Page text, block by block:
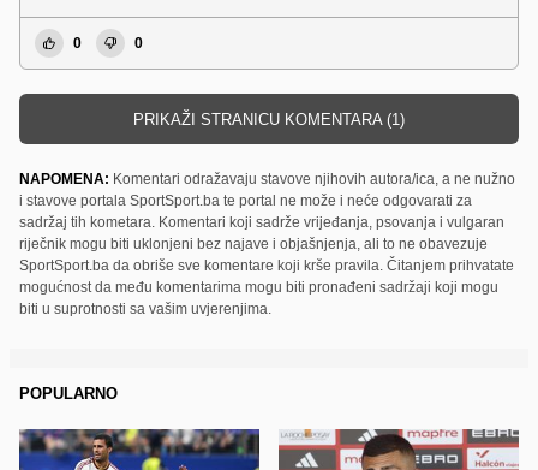
0 0
PRIKAŽI STRANICU KOMENTARA (1)
NAPOMENA: Komentari odražavaju stavove njihovih autora/ica, a ne nužno
i stavove portala SportSport.ba te portal ne može i neće odgovarati za
sadržaj tih kometara. Komentari koji sadrže vrijeđanja, psovanja i vulgaran
riječnik mogu biti uklonjeni bez najave i objašnjenja, ali to ne obavezuje
SportSport.ba da obriše sve komentare koji krše pravila. Čitanjem prihvatate
mogućnost da među komentarima mogu biti pronađeni sadržaji koji mogu
biti u suprotnosti sa vašim uvjerenjima.
POPULARNO